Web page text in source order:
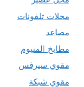
محلات تلفونات
مصاعد
مطابخ المنيوم
مقوي سيرفس
مقوي شبكة